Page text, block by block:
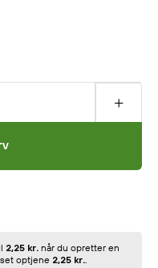
2,25 kr. når du opretter en
optjene 2,25 kr..